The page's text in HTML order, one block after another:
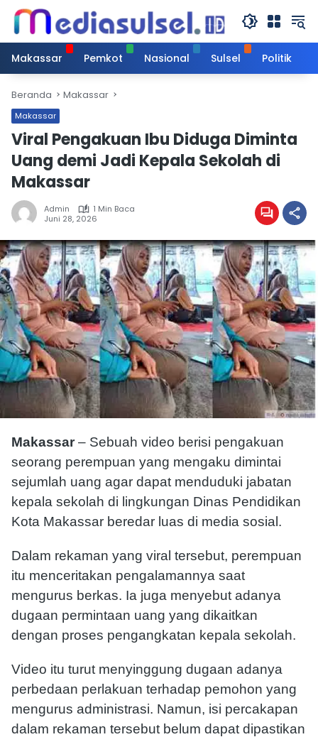
Langsung
konten
Makassar
Pemkot Nasional Sulsel Politik
Beranda Makassar
Makassar
Viral Pengakuan Ibu Diduga Diminta
Uang demi Jadi Kepala Sekolah di
Makassar
Admin
1 Min Baca
Juni 28, 2026
Makassar– Sebuah video berisi pengakuan
seorang perempuan yang mengaku dimintai
sejumlah uang agar dapat menduduki jabatan
kepala sekolah di lingkungan Dinas Pendidikan
Kota Makassar beredar luas di media sosial.
Dalam rekaman yang viral tersebut, perempuan
itu menceritakan pengalamannya saat
mengurus berkas. Ia juga menyebut adanya
dugaan permintaan uang yang dikaitkan
dengan proses pengangkatan kepala sekolah.
Video itu turut menyinggung dugaan adanya
perbedaan perlakuan terhadap pemohon yang
mengurus administrasi. Namun, isi percakapan
dalam rekaman tersebut belum dapat dipastikan